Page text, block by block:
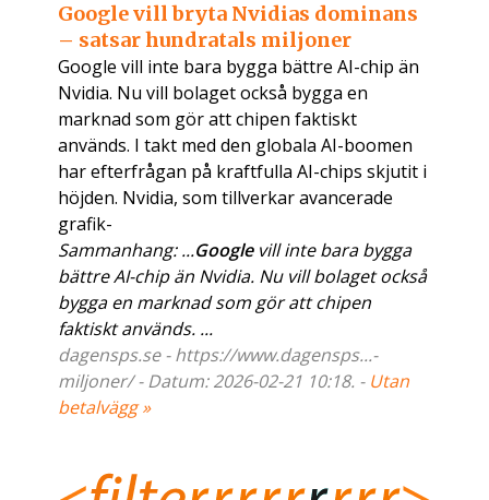
Google vill bryta Nvidias dominans
– satsar hundratals miljoner
Google vill inte bara bygga bättre AI-chip än
Nvidia. Nu vill bolaget också bygga en
marknad som gör att chipen faktiskt
används. I takt med den globala AI-boomen
har efterfrågan på kraftfulla AI-chips skjutit i
höjden. Nvidia, som tillverkar avancerade
grafik-
Sammanhang: ...Googlevill inte bara bygga
bättre AI-chip än Nvidia. Nu vill bolaget också
bygga en marknad som gör att chipen
faktiskt används. ...
dagensps.se - https://www.dagensps...-
miljoner/ - Datum: 2026-02-21 10:18. - Utan
betalvägg »